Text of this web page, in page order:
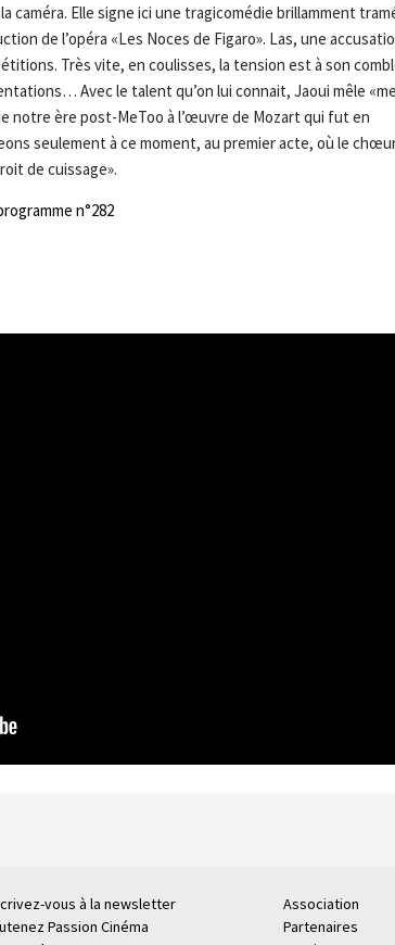
Elle signe ici une tragicomédie brillamment
de l’opéra «Les Noces de Figaro». Las, une
Très vite, en coulisses, la tension est à son
Avec le talent qu’on lui connait, Jaoui mêle
notre ère post-MeToo à l’œuvre de Mozart qui fut en
seulement à ce moment, au premier acte, où le
de cuissage».
n°282
vous à la newsletter
Passion Cinéma
Association
Partenaires